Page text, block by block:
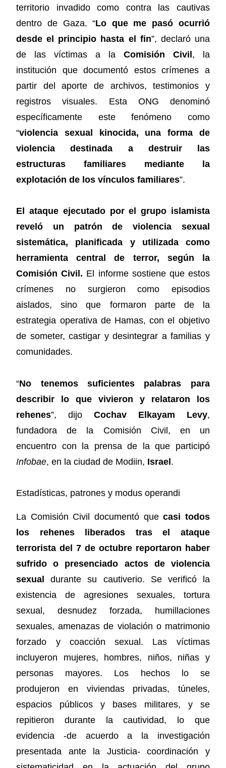
territorio invadido como contra las cautivas
dentro de Gaza. “Lo que me pasó ocurrió
desde el principio hasta el fin”, declaró una
de las víctimas a la Comisión Civil, la
institución que documentó estos crímenes a
partir del aporte de archivos, testimonios y
registros visuales. Esta ONG denominó
específicamente este fenómeno como
“violencia sexual kinocida, una forma de
violencia destinada a destruir las
estructuras familiares mediante la
explotación de los vínculos familiares”.
El ataque ejecutado por el grupo islamista
reveló un patrón de violencia sexual
sistemática, planificada y utilizada como
herramienta central de terror, según la
Comisión Civil. El informe sostiene que estos
crímenes no surgieron como episodios
aislados, sino que formaron parte de la
estrategia operativa de Hamas, con el objetivo
de someter, castigar y desintegrar a familias y
comunidades.
“No tenemos suficientes palabras para
describir lo que vivieron y relataron los
rehenes”, dijo Cochav Elkayam Levy,
fundadora de la Comisión Civil, en un
encuentro con la prensa de la que participó
Infobae, en la ciudad de Modiin, Israel.
Estadísticas, patrones y modus operandi
La Comisión Civil documentó quecasi todos
los rehenes liberados tras el ataque
terrorista del 7 de octubre reportaron haber
sufrido o presenciado actos de violencia
sexual durante su cautiverio. Se verificó la
existencia de agresiones sexuales, tortura
sexual, desnudez forzada, humillaciones
sexuales, amenazas de violación o matrimonio
forzado y coacción sexual. Las víctimas
incluyeron mujeres, hombres, niños, niñas y
personas mayores. Los hechos lo se
produjeron en viviendas privadas, túneles,
espacios públicos y bases militares, y se
repitieron durante la cautividad, lo que
evidencia -de acuerdo a la investigación
presentada ante la Justicia- coordinación y